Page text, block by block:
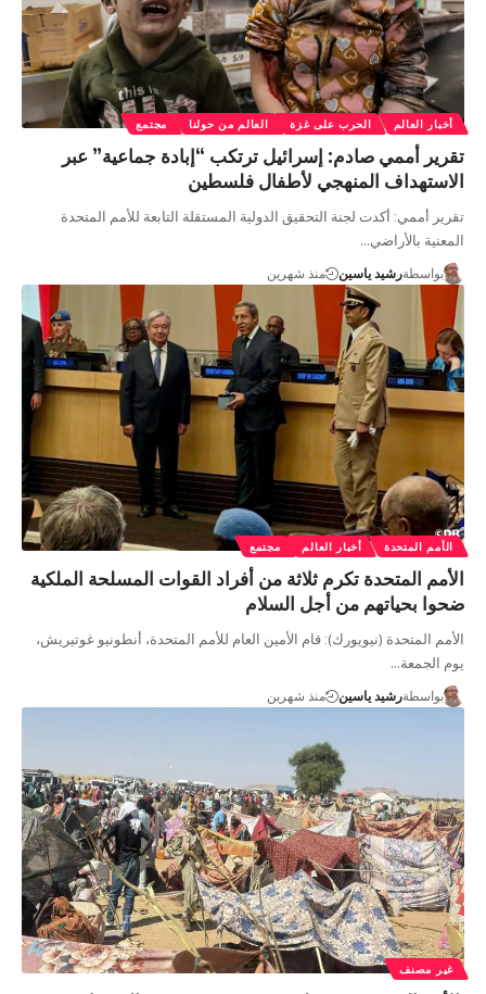
أخبار العالم الحرب على غزة العالم من حولنا مجتمع
تقرير أممي صادم: إسرائيل ترتكب “إبادة جماعية” عبر
الاستهداف المنهجي لأطفال فلسطين
تقرير أممي: أكدت لجنة التحقيق الدولية المستقلة التابعة للأمم المتحدة
المعنية بالأراضي…
بواسطةرشيد ياسين منذ شهرين
الأمم المتحدة أخبار العالم مجتمع
الأمم المتحدة تكرم ثلاثة من أفراد القوات المسلحة الملكية
ضحوا بحياتهم من أجل السلام
الأمم المتحدة (نيويورك): قام الأمين العام للأمم المتحدة، أنطونيو غوتيريش،
يوم الجمعة…
بواسطةرشيد ياسين منذ شهرين
غير مصنف